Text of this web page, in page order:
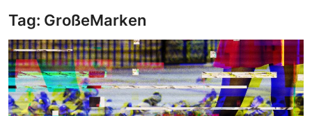
Galerie
GRAFIK
Redaktion
Tag: GroßeMarken